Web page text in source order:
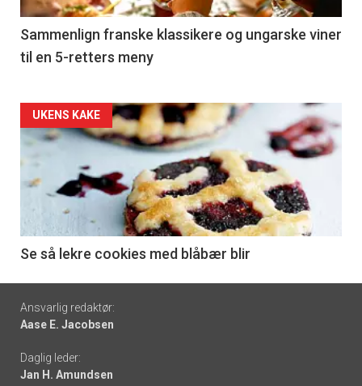
5
Sammenlign franske klassikere og ungarske viner
til en 5-retters meny
Forsiden
akkurat
nå
6
UKENS KAKE
Se så lekre cookies med blåbær blir
Footer
-
links
Ansvarlig redaktør:
Aase E. Jacobsen
Daglig leder:
Jan H. Amundsen